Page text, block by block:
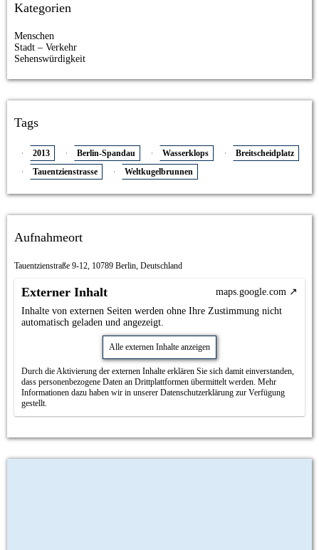
Kategorien
Menschen
Stadt – Verkehr
Sehenswürdigkeit
Tags
2013 Berlin-Spandau Wasserklops
Breitscheidplatz
Tauentzienstrasse
Weltkugelbrunnen
Aufnahmeort
Tauentzienstraße 9-12, 10789 Berlin, Deutschland
Externer Inhalt
maps.google.com
Inhalte von externen Seiten werden ohne Ihre Zustimmung nicht
automatisch geladen und angezeigt.
Alle externen Inhalte anzeigen
Durch die Aktivierung der externen Inhalte erklären Sie sich damit einverstanden,
dass personenbezogene Daten an Drittplattformen übermittelt werden. Mehr
Informationen dazu haben wir in unserer Datenschutzerklärung zur Verfügung
gestellt.